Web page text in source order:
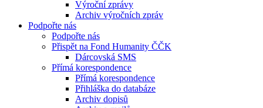
Výroční zprávy
Archiv výročních zpráv
Podpořte nás
Podpořte nás
Přispět na Fond Humanity ČČK
Dárcovská SMS
Přímá korespondence
Přímá korespondence
Přihláška do databáze
Archiv dopisů